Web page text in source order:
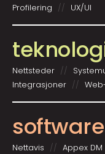
Profilering
UX/UI
Nettsteder
Integrasjoner
software
Nettavis Appex DM